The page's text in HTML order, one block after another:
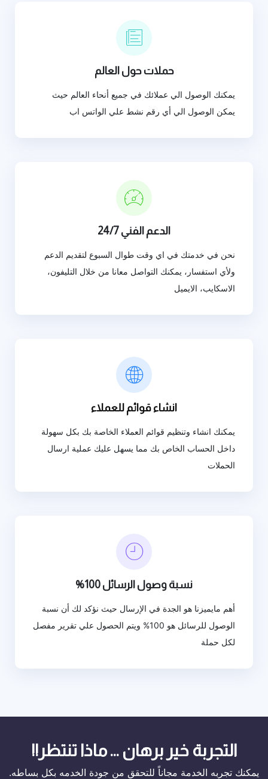
حملات حول العالم
يمكنك الوصول الي عملائك في جميع أنحاء العالم حيث
يمكن الوصول الي أي رقم نشط علي الواتس اب
الدعم الفني 24/7
نحن في خدمتك في اي وقت طوال السبوع لتقديم الدعم
ولأي استفسار، يمكنك التواصل معانا من خلال التليفون،
الاسكايب، الايميل
انشاء قوائم للعملاء
يمكنك انشاء وتنظيم قوائم العملاء الخاصة بك بكل سهولة
داخل الحساب الخاص بك مما يسهل عليك عملية ارسال
الحملات
نسبة وصول الرسائل 100%
أهم مايميزنا هو الجدة في الإرسال حيث نؤكد لك أن نسبة
الوصول للرسائل هو 100% ويتم الحصول علي تقرير مفصل
لكل حملة
التجربة خير برهان ... ماذا تنتظر!!
يمكنك تجربه الخدمة مجاناً للتحقق من جودة الخدمه بكل بساطه.